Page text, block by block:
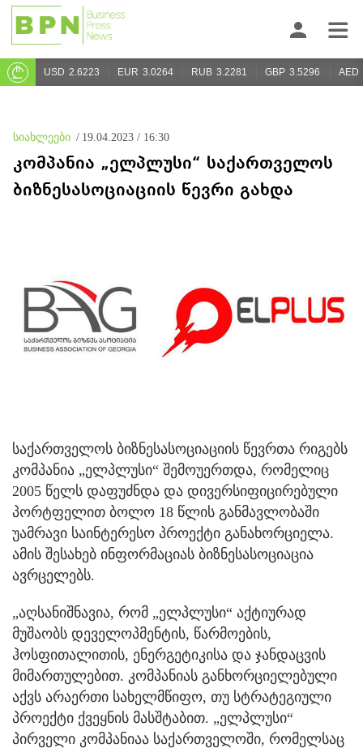
USD 2.6223 EUR 3.0264 RUB 3.2281 GBP 3.5296 AED
სიახლეები / 19.04.2023 / 16:30
კომპანია „ელპლუსი“ საქართველოს
ბიზნესასოციაციის წევრი გახდა
საქართველოს ბიზნესასოციაციის წევრთა რიგებს
კომპანია „ელპლუსი“ შემოუერთდა, რომელიც
2005 წელს დაფუძნდა და დივერსიფიცირებული
პორტფელით ბოლო 18 წლის განმავლობაში
უამრავი საინტერესო პროექტი განახორციელა.
ამის შესახებ ინფორმაციას ბიზნესასოციაცია
ავრცელებს.
„აღსანიშნავია, რომ „ელპლუსი“ აქტიურად
მუშაობს დეველოპმენტის, წარმოების,
ჰოსფითალითის, ენერგეტიკისა და ჯანდაცვის
მიმართულებით. კომპანიას განხორციელებული
აქვს არაერთი სახელმწიფო, თუ სტრატეგიული
პროექტი ქვეყნის მასშტაბით. „ელპლუსი“
პირველი კომპანიაა საქართველოში, რომელსაც